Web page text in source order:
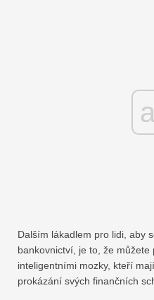
Dalším lákadlem pro lidi, aby
bankovnictví, je to, že můžete
inteligentními mozky, kteří
prokázání svých finančních